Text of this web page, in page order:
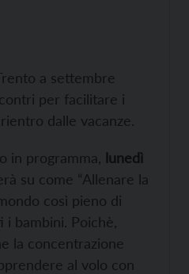
a settembre
per facilitare i
dalle vacanze.
in programma, lunedì
su come “Allenare la
così pieno di
bambini. Poichè,
la concentrazione
al volo con